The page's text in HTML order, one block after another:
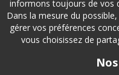
informons toujours de vos
Dans la mesure du
gérer vos préférences
vous choisissez de